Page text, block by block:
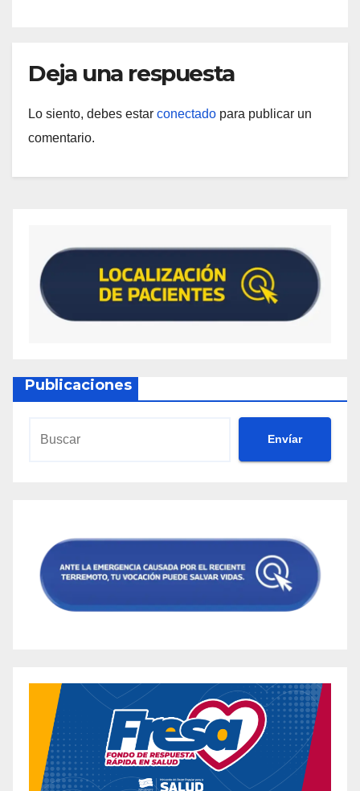
Deja una respuesta
Lo siento, debes estar conectado para publicar un
comentario.
Publicaciones
Envíar